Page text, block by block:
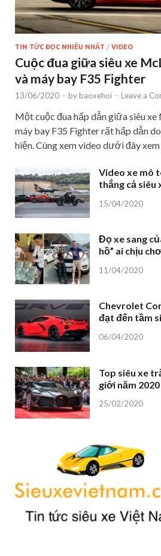
TIN TỨC ĐỌC NHIỀU NHẤT / VIDEO
Cuộc đua giữa siêu xe
và máy bay F35 Fighter
13/06/2020 - by baoxehoi - Leave a
Một cuộc đua hấp dẫn giữa siêu xe
máy bay F35 Fighter rất hấp dẫn
hiện. Cùng xem video dưới đây
Video xe mô
thắng cả siêu
15/04/2020
Đọ xe sang
hồ” ai chịu
11/04/2020
Chevrolet
đạt đến tầm
06/04/2020
Top siêu xe
giới năm 2020
25/02/2020